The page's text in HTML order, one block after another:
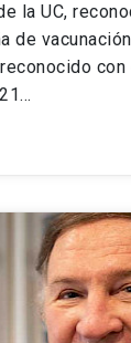
la UC,
de